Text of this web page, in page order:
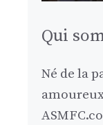
Qui
Né de la